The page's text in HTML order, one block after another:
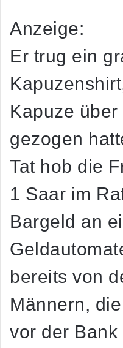
Anzeige:
Er trug ein
Kapuze
gezogen
Tat hob die
1 Saar im
Bargeld an
bereits von
Männern,
vor der